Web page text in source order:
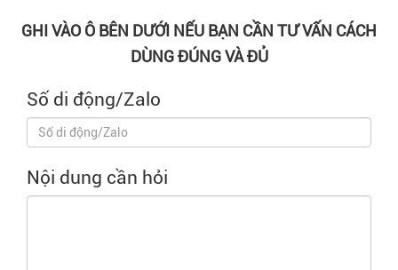
GHI VÀO Ô BÊN DƯỚI NẾU BẠN CẦN TƯ VẤN CÁCH
DÙNG ĐÚNG VÀ ĐỦ
Số di động/Zalo
Nội dung cần hỏi